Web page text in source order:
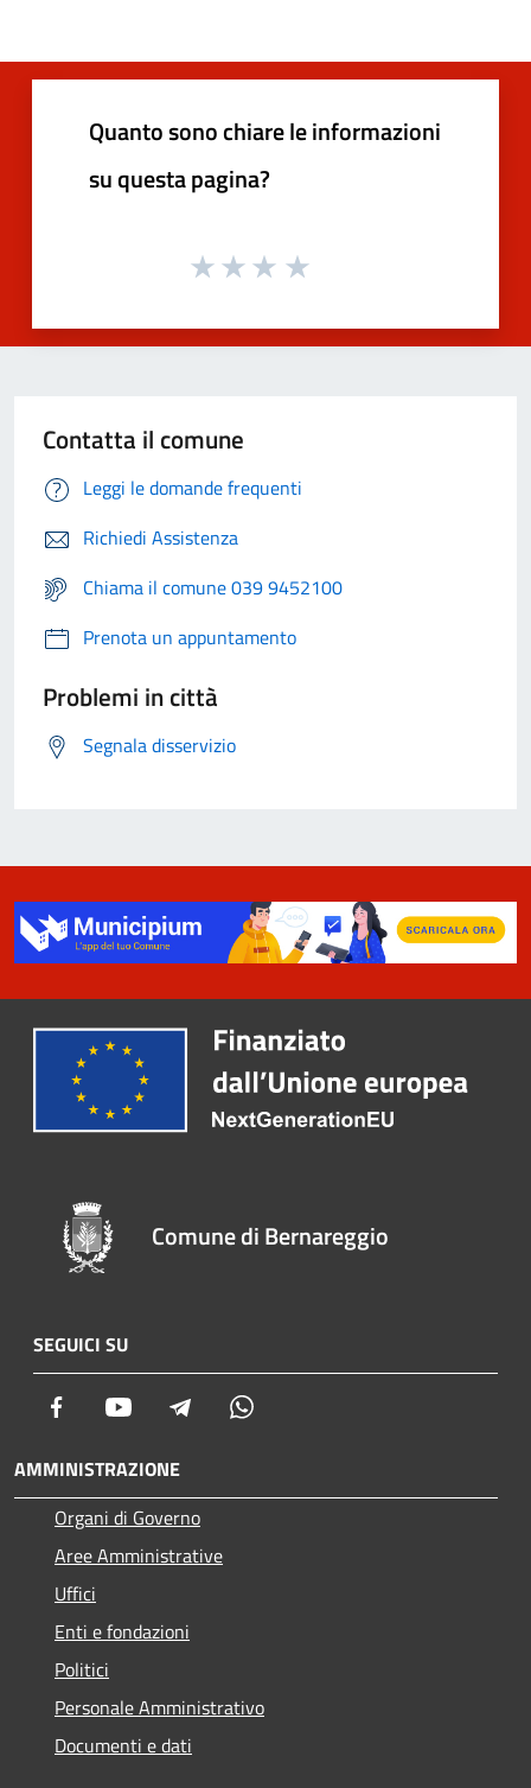
Quanto sono chiare le informazioni
su questa pagina?
Contatta il comune
Leggi le domande frequenti
Richiedi Assistenza
Chiama il comune 039 9452100
Prenota un appuntamento
Problemi in città
Segnala disservizio
Comune di Bernareggio
SEGUICI SU
Facebook Youtube Telegram
AMMINISTRAZIONE
Organi di Governo
Aree Amministrative
Uffici
Enti e fondazioni
Politici
Personale Amministrativo
Documenti e dati